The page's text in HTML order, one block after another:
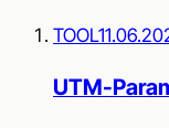
TOOL
UTM-